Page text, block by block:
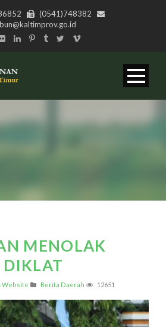
(0541)748382
MENOLAK
DIKLAT
Website Berita Daerah 12651